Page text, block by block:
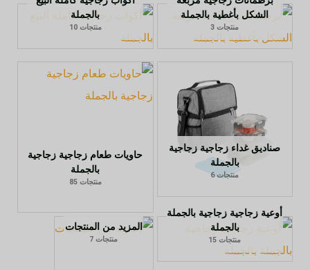
الشكل بأغطية بالجملة
منتجات 3
بالجملة
منتجات 10
صناديق غداء زجاجية زجاجية
بالجملة
منتجات 6
حاويات طعام زجاجية زجاجية
بالجملة
منتجات 85
أوعية زجاجية زجاجية بالجملة
بالجملة
منتجات 15
المزيد من المنتجات
منتجات 7